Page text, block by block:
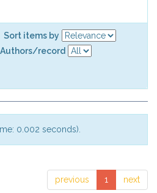
Sort items by
Authors/record
0.002 seconds).
previous 1 next